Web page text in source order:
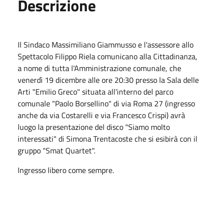
Descrizione
Il Sindaco Massimiliano Giammusso e l'assessore allo
Spettacolo Filippo Riela comunicano alla Cittadinanza,
a nome di tutta l'Amministrazione comunale, che
venerdì 19 dicembre alle ore 20:30 presso la Sala delle
Arti "Emilio Greco" situata all'interno del parco
comunale "Paolo Borsellino" di via Roma 27 (ingresso
anche da via Costarelli e via Francesco Crispi) avrà
luogo la presentazione del disco "Siamo molto
interessati" di Simona Trentacoste che si esibirà con il
gruppo "Smat Quartet".
Ingresso libero come sempre.